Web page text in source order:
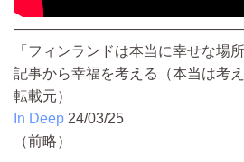
「フィンランドは本当に幸せな場
記事から幸福を考える（本当は考
転載元）
In Deep 24/03/25
（前略）